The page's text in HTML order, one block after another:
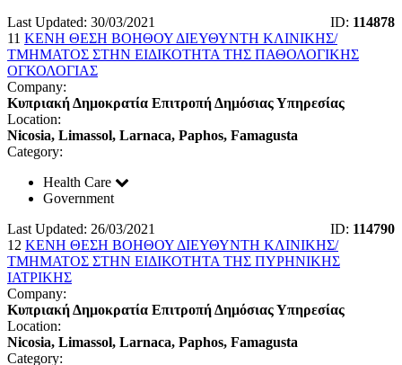
Last Updated: 30/03/2021
ID: 114878
11 ΚΕΝΗ ΘΕΣΗ ΒΟΗΘΟΥ ΔΙΕΥΘΥΝΤΗ ΚΛΙΝΙΚΗΣ/
ΤΜΗΜΑΤΟΣ ΣΤΗΝ ΕΙΔΙΚΟΤΗΤΑ ΤΗΣ ΠΑΘΟΛΟΓΙΚΗΣ
ΟΓΚΟΛΟΓΙΑΣ
Company:
Κυπριακή Δημοκρατία Επιτροπή Δημόσιας Υπηρεσίας
Location:
Nicosia, Limassol, Larnaca, Paphos, Famagusta
Category:
Health Care
Government
Last Updated: 26/03/2021
ID: 114790
12 ΚΕΝΗ ΘΕΣΗ ΒΟΗΘΟΥ ΔΙΕΥΘΥΝΤΗ ΚΛΙΝΙΚΗΣ/
ΤΜΗΜΑΤΟΣ ΣΤΗΝ ΕΙΔΙΚΟΤΗΤΑ ΤΗΣ ΠΥΡΗΝΙΚΗΣ
ΙΑΤΡΙΚΗΣ
Company:
Κυπριακή Δημοκρατία Επιτροπή Δημόσιας Υπηρεσίας
Location:
Nicosia, Limassol, Larnaca, Paphos, Famagusta
Category: